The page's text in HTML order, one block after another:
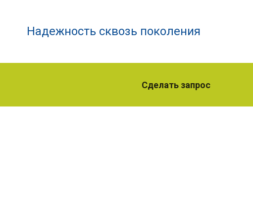
Надежность сквозь поколения
Сделать запрос